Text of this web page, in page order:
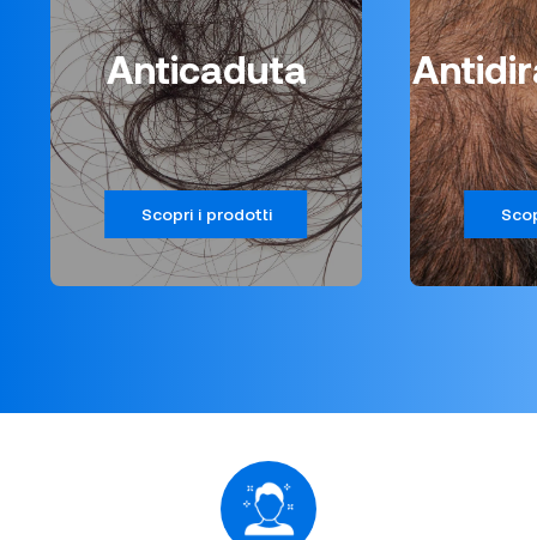
Anticaduta
Scopri i prodotti